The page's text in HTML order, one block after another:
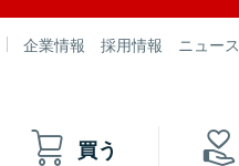
企業情報 採用情報 ニュー
買う